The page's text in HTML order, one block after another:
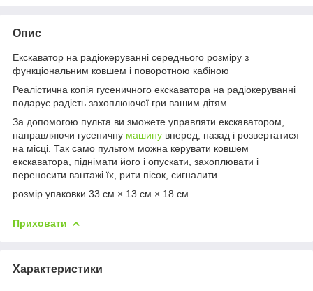
Опис
Екскаватор на радіокеруванні середнього розміру з
функціональним ковшем і поворотною кабіною
Реалістична копія гусеничного екскаватора на радіокеруванні
подарує радість захоплюючої гри вашим дітям.
За допомогою пульта ви зможете управляти екскаватором,
направляючи гусеничну машину вперед, назад і розвертатися
на місці. Так само пультом можна керувати ковшем
екскаватора, піднімати його і опускати, захоплювати і
переносити вантажі їх, рити пісок, сигналити.
розмір упаковки 33 см × 13 см × 18 см
Приховати
Характеристики